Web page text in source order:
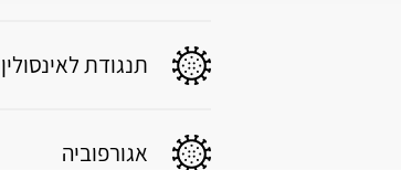
תנגודת לאינסולין
אגורפוביה